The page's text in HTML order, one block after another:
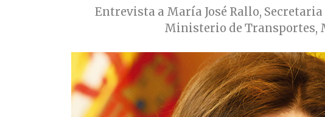
Entrevista a María José Rallo,
Ministerio de Transportes,